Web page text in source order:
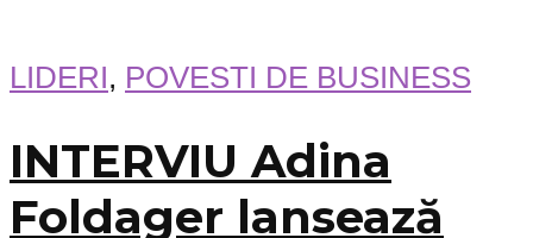
LIDERI, POVESTI DE BUSINESS
INTERVIU Adina
Foldager lansează